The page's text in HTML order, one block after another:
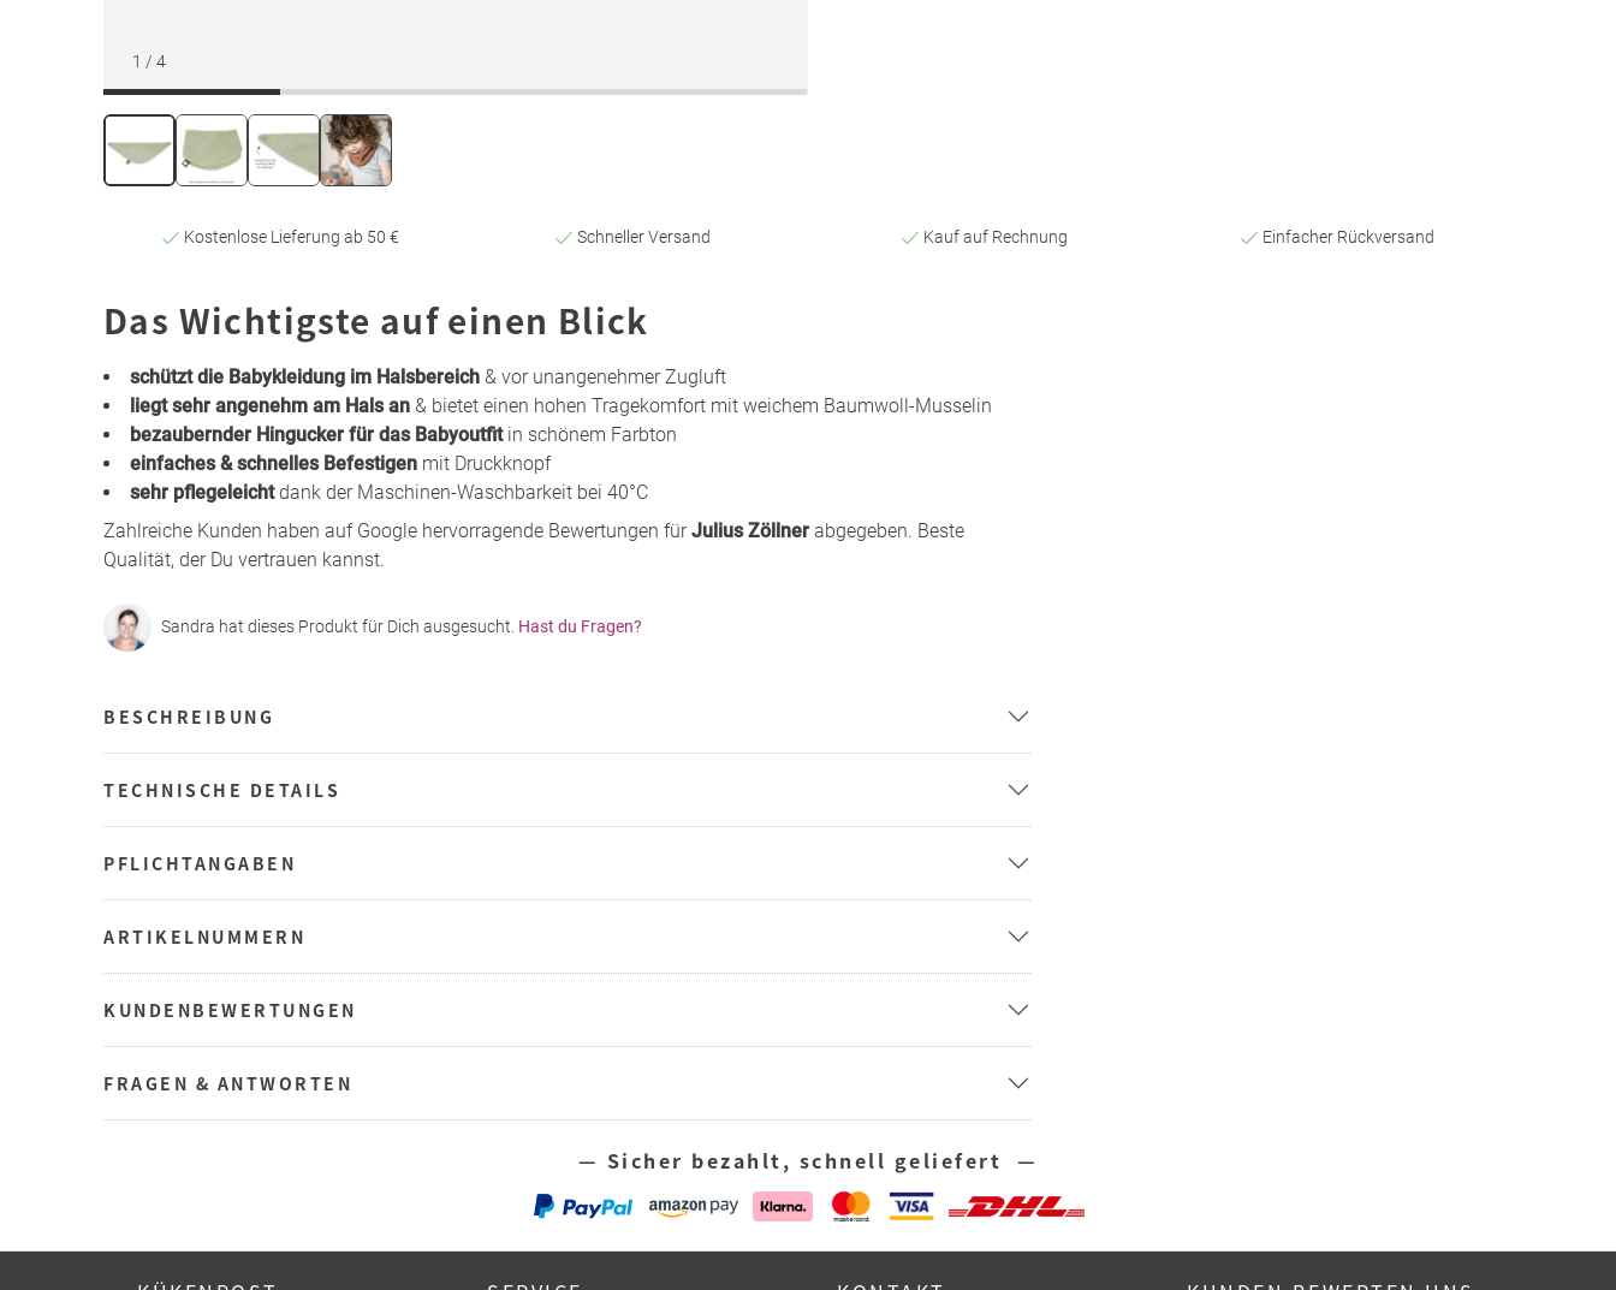
1 / 4
Kostenlose Lieferung ab 50 € Schneller Versand Kauf auf Rechnung Einfacher Rückversand
Das Wichtigste auf einen Blick
schützt die Babykleidung im Halsbereich & vor unangenehmer Zugluft
liegt sehr angenehm am Hals an & bietet einen hohen Tragekomfort mit weichem Baumwoll-Musselin
bezaubernder Hingucker für das Babyoutfitin schönem Farbton
einfaches & schnelles Befestigen mit Druckknopf
sehr pflegeleichtdank der Maschinen-Waschbarkeit bei 40°C
Zahlreiche Kunden haben auf Google hervorragende Bewertungen fürJulius Zöllner abgegeben. Beste
Qualität, der Du vertrauen kannst.
Sandra hat dieses Produkt für Dich ausgesucht. Hast du Fragen?
BESCHREIBUNG
TECHNISCHE DETAILS
PFLICHTANGABEN
ARTIKELNUMMERN
KUNDENBEWERTUNGEN
FRAGEN & ANTWORTEN
— Sicher bezahlt, schnell geliefert —